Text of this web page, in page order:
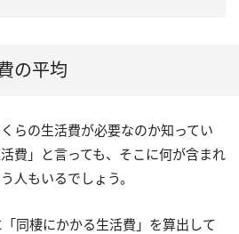
の平均
らの生活費が必要なのか知ってい
費」と言っても、そこに何が含まれ
人もいるでしょう。
同棲にかかる生活費」を算出して